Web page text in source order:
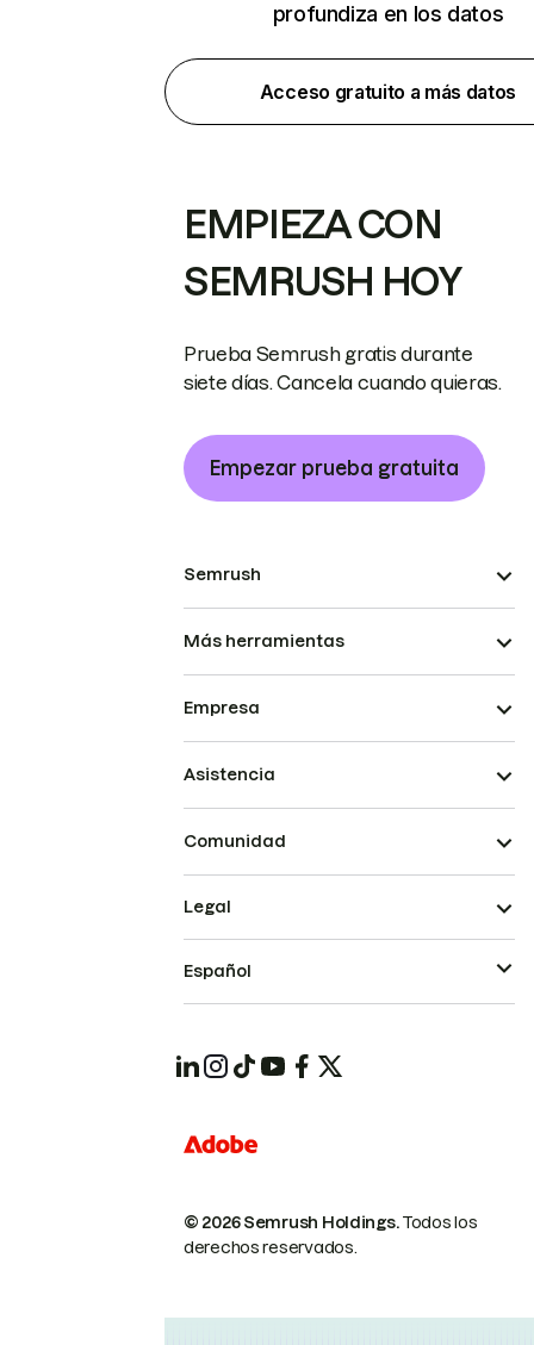
profundiza en los datos
Acceso gratuito a más datos
EMPIEZA CON
SEMRUSH HOY
Prueba Semrush gratis durante
siete días. Cancela cuando quieras.
Empezar prueba gratuita
Semrush
Más herramientas
Empresa
Asistencia
Comunidad
© 2026 Semrush Holdings.Todos los
derechos reservados.
Legal
Español